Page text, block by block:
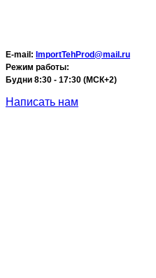
E-mail: ImportTehProd@mail.ru
Режим работы:
Будни 8:30 - 17:30 (МСК+2)
Написать нам